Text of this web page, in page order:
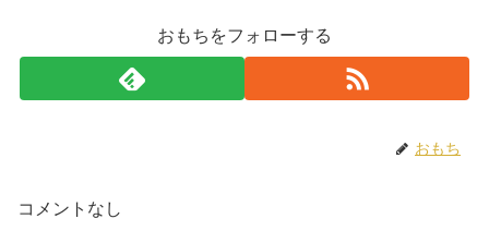
おもちをフォローする
おもち
コメントなし